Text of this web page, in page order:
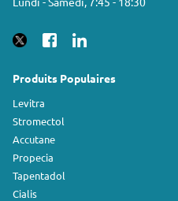
Produits Populaires
Levitra
Stromectol
Accutane
Propecia
Tapentadol
Cialis